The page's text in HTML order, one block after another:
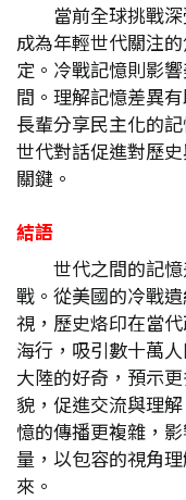
當前全球挑戰
成為年輕世代關注
定。冷戰記憶則影
間。理解記憶差異
長輩分享民主化的
世代對話促進對歷
關鍵。
結語
世代之間的記
戰。從美國的冷戰
視，歷史烙印在當
海行，吸引數十萬
大陸的好奇，預示
貌，促進交流與理
憶的傳播更複雜，
量，以包容的視角
來。